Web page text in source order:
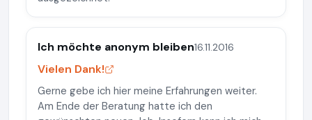
Ich möchte anonym bleiben16.11.2016
Vielen Dank!
Gerne gebe ich hier meine Erfahrungen weiter.
Am Ende der Beratung hatte ich den